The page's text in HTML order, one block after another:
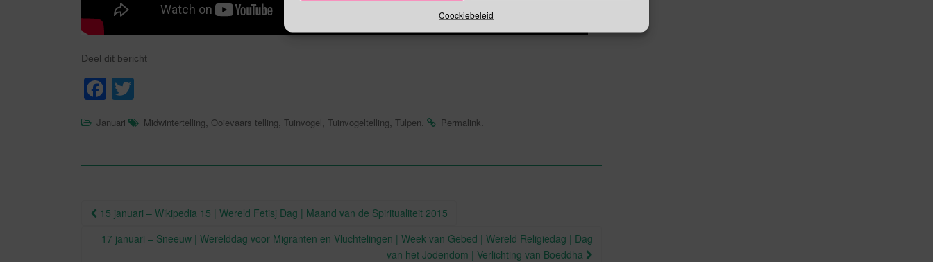
Coockiebeleid
Deel dit bericht
F
c
o
k
tt
Januari Midwintertelling, Ooievaars telling, Tuinvogel, Tuinvogeltelling, Tulpen. Permalink.
Berichtnavigatie
15 januari – Wikipedia 15 | Wereld Fetisj Dag | Maand van de Spiritualiteit 2015
17 januari – Sneeuw | Werelddag voor Migranten en Vluchtelingen | Week van Gebed | Wereld Religiedag | Dag
van het Jodendom | Verlichting van Boeddha